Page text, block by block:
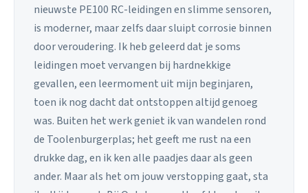
nieuwste PE100 RC-leidingen en slimme sensoren,
is moderner, maar zelfs daar sluipt corrosie binnen
door veroudering. Ik heb geleerd dat je soms
leidingen moet vervangen bij hardnekkige
gevallen, een leermoment uit mijn beginjaren,
toen ik nog dacht dat ontstoppen altijd genoeg
was. Buiten het werk geniet ik van wandelen rond
de Toolenburgerplas; het geeft me rust na een
drukke dag, en ik ken alle paadjes daar als geen
ander. Maar als het om jouw verstopping gaat, sta